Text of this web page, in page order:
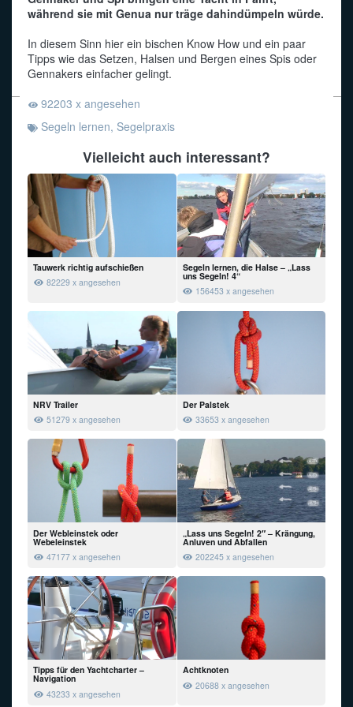
während sie mit Genua nur träge dahindümpeln würde.
In diesem Sinn hier ein bischen Know How und ein paar
Tipps wie das Setzen, Halsen und Bergen eines Spis oder
Gennakers einfacher gelingt.
92203 x angesehen
Segeln lernen, Segelpraxis
Vielleicht auch interessant?
Tauwerk richtig aufschießen
82229 x angesehen
Segeln lernen, die Halse – „Lass
uns Segeln! 4“
156453 x angesehen
NRV Trailer
51279 x angesehen
Der Palstek
33653 x angesehen
Der Webleinstek oder
Webeleinstek
47177 x angesehen
„Lass uns Segeln! 2″ – Krängung,
Anluven und Abfallen
202245 x angesehen
Tipps für den Yachtcharter –
Navigation
43233 x angesehen
Achtknoten
20688 x angesehen